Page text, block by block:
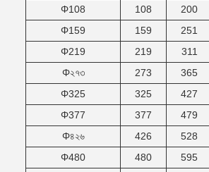
Φ108
108 200
Φ159
159 251
Φ219
219 311
Φ২৭৩
273 365
Φ325
325 427
Φ377
377 479
Φ৪২৬
426 528
Φ480
480 595